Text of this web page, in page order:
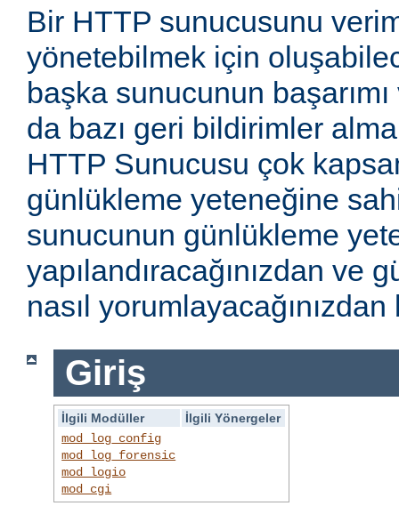
Bir HTTP sunucusunu
yönetebilmek için
başka sunucunun
da bazı geri bildirimler
HTTP Sunucusu çok
günlükleme yeteneğine
sunucunun günlükleme
yapılandıracağınızdan ve
nasıl
Giriş
İlgili Modüller
İlgili Yönergeler
mod_log_config
mod_log_forensic
mod_logio
mod_cgi